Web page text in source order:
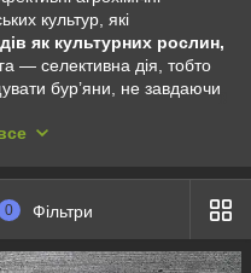
культур, які
як культурних рослин,
— селективна дія, тобто
бур’яни, не завдаючи
обрати оптимальний
на багатьох
в період, коли
бур’яни
, пригнічуючи основні
й поживні речовини.
0 Фільтри